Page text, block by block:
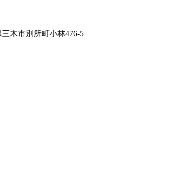
木市別所町小林476-5